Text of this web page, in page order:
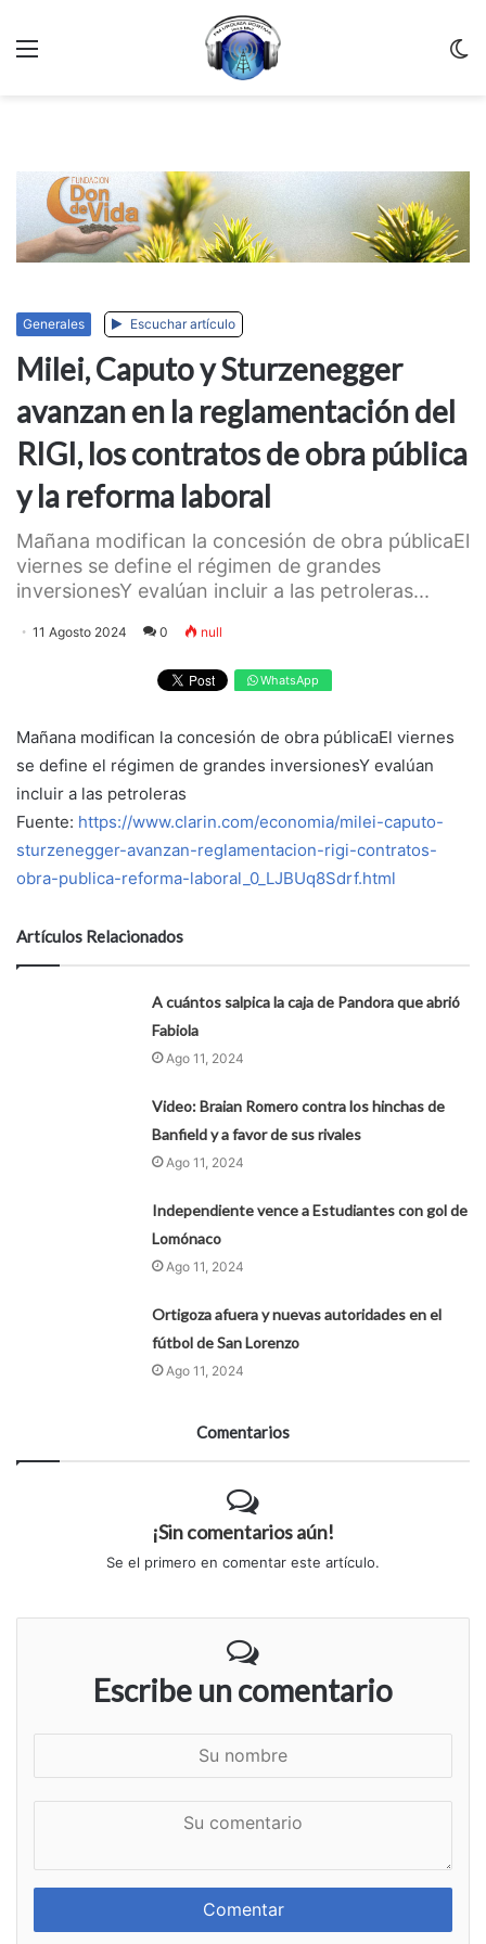
Generales Escuchar artículo
Milei, Caputo y Sturzenegger
avanzan en la reglamentación del
RIGI, los contratos de obra pública
y la reforma laboral
Mañana modifican la concesión de obra públicaEl
viernes se define el régimen de grandes
inversionesY evalúan incluir a las petroleras...
11 Agosto 2024 0 null
WhatsApp
Mañana modifican la concesión de obra públicaEl viernes
se define el régimen de grandes inversionesY evalúan
incluir a las petroleras
Fuente: https://www.clarin.com/economia/milei-caputo-
sturzenegger-avanzan-reglamentacion-rigi-contratos-
obra-publica-reforma-laboral_0_LJBUq8Sdrf.html
Artículos Relacionados
A cuántos salpica la caja de Pandora que abrió
Fabiola
Ago 11, 2024
Video: Braian Romero contra los hinchas de
Banfield y a favor de sus rivales
Ago 11, 2024
Independiente vence a Estudiantes con gol de
Lomónaco
Ago 11, 2024
Ortigoza afuera y nuevas autoridades en el
fútbol de San Lorenzo
Ago 11, 2024
Comentarios
¡Sin comentarios aún!
Se el primero en comentar este artículo.
Escribe un comentario